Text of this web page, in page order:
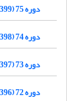
دوره 75 (1399)
دوره 74 (1398)
دوره 73 (1397)
دوره 72 (1396)